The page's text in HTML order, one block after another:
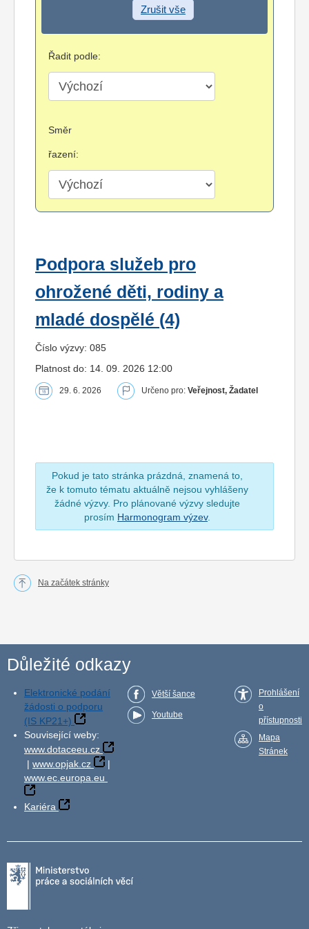
Zrušit vše
Řadit podle:
Směr
řazení:
Podpora služeb pro
ohrožené děti, rodiny a
mladé dospělé (4)
Číslo výzvy: 085
Platnost do: 14. 09. 2026 12:00
29. 6. 2026 Určeno pro: Veřejnost, Žadatel
Pokud je tato stránka prázdná, znamená to,
že k tomuto tématu aktuálně nejsou vyhlášeny
žádné výzvy. Pro plánované výzvy sledujte
prosím Harmonogram výzev.
Na začátek stránky
Důležité odkazy
Elektronické podání
žádosti o podporu
(IS KP21+)
Související weby:
www.dotaceeu.cz
| www.opjak.cz
|
www.ec.europa.eu
Kariéra
Větší šance
Youtube
Prohlášení
o
přístupnosti
Mapa
Stránek